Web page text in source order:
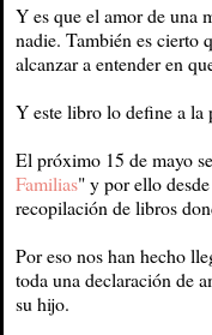
Y es que el amor de una
nadie. También es cierto
alcanzar a entender en
Y este libro lo define a la
El próximo 15 de mayo
Familias" y por ello
recopilación de libros
Por eso nos han hecho
toda una declaración de
su hijo.